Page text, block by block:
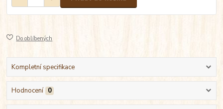
Do oblíbených
Kompletní specifikace
Hodnocení 0